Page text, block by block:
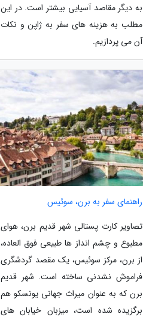
به دیگر مقاصد آسیایی بیشتر است. در این
مطلب به هزینه های سفر به ژاپن و نکات
آن می پردازیم.
راهنمای سفر به برن، سوئیس
تصاویر کارت پستالی شهر قدیم برن، هوای
مطبوع و چشم انداز ها طبیعی فوق العاده،
از برن، مرکز سوئیس، یک مقصد گردشگری
فراموش نشدنی ساخته است. شهر قدیم
برن که به عنوان میراث جهانی یونسکو هم
برگزیده شده است، میزبان خیابان های